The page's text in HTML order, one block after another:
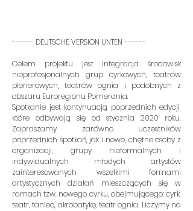
------ DEUTSCHE VERSION UNTEN ------
Celem projektu jest integracja środowisk
nieprofesjonalnych grup cyrkowych, teatrów
plenerowych, teatrów ognia i podobnych z
obszaru Euroregionu Pomerania.
Spotkanie jest kontynuacją poprzednich edycji,
które odbywają się od stycznia 2020 roku.
Zapraszamy zarówno uczestników
poprzednich spotkań, jak i nowe, chętne osoby z
organizacji, grupy nieformalnych i
indywidualnych młodych artystów
zainteresowanych wszelkimi formami
artystycznych działań mieszczących się w
ramach tzw. nowego cyrku, obejmującego: cyrk,
teatr, taniec, akrobatykę, teatr ognia. Liczymy na